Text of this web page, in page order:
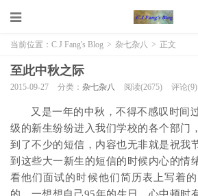
当前位置： C.J Fang's Blog > 杂七杂八 > 正文
至此中秋之际
2015-09-27 分类： 杂七杂八 阅读(2675) 评论(9)
又是一年的中秋，不得不感叹时间
级的新生纷纷进入我们学校的各个部门
到了不少的短信，内容也无非就是祝我
到这些大一新生的短信的时候内心的情
看他们面试的时候他们简历表上写着